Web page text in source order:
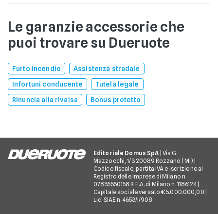
Le garanzie accessorie che
puoi trovare su Dueruote
Furto incendio
Assistenza stradale
Infortuni conducente
Tutela legale
Rinuncia alla rivalsa
Bonus protetto
Editoriale Domus SpA | Via G.
Mazzocchi, 1/3 20089 Rozzano (Mi) |
Codice fiscale, partita IVA e iscrizione al
Registro delle Imprese di Milano n.
07835550158 R.E.A. di Milano n. 1186124 |
Capitale sociale versato € 5.000.000,00 |
Lic. SIAE n. 4653/I/908